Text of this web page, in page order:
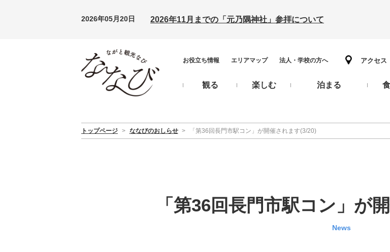
2026年05月20日 2026年11月までの「元乃隅神社」参拝について
お役立ち情報 エリアマップ 法人・学校の方へ アクセス
観る 楽しむ 泊まる
トップページ > ななびのおしらせ > 「第36回長門市駅コン」が開催されます(3/20)
「第36回長門市駅コン」が
News